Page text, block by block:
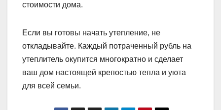
стоимости дома.
Если вы готовы начать утепление, не
откладывайте. Каждый потраченный рубль на
утеплитель окупится многократно и сделает
ваш дом настоящей крепостью тепла и уюта
для всей семьи.